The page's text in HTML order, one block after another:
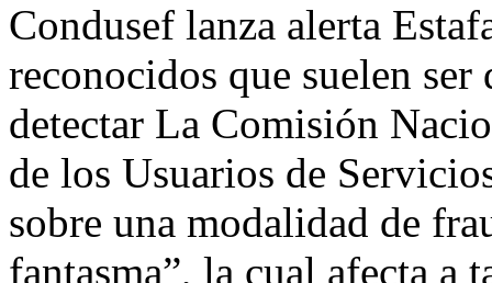
Condusef lanza alerta
reconocidos que suelen
detectar La Comisión
de los Usuarios de
sobre una modalidad de
fantasma”, la cual afecta a